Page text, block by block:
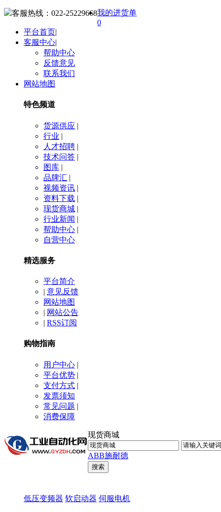
客服热线： 022-25229668我的进货单
0
平台首页|
客服中心|
帮助中心
反馈意见
联系我们
网站地图
特色频道
货源供应 |
行业 |
人才招聘 |
技术问答 |
图库 |
品牌汇 |
视频资讯 |
资料下载 |
现货商城 |
行业新闻 |
帮助中心 |
自营中心
精选服务
平台简介
| 意见反馈
网站地图
| 网站公告
| RSS订阅
购物指南
用户中心 |
平台优势 |
支付方式 |
发票须知
常见问题 |
消费保障
现货商城
ABB施耐德
低压变频器 软启动器 伺服电机